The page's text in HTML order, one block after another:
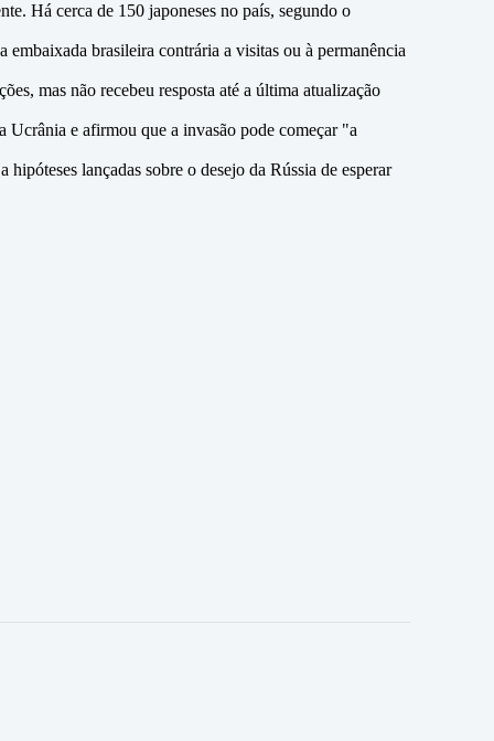
Há cerca de 150 japoneses no país, segundo o
brasileira contrária a visitas ou à permanência
mas não recebeu resposta até a última atualização
e afirmou que a invasão pode começar "a
lançadas sobre o desejo da Rússia de esperar